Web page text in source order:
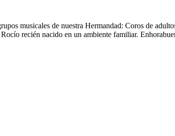
musicales de nuestra Hermandad: Coros de
recién nacido en un ambiente familiar.